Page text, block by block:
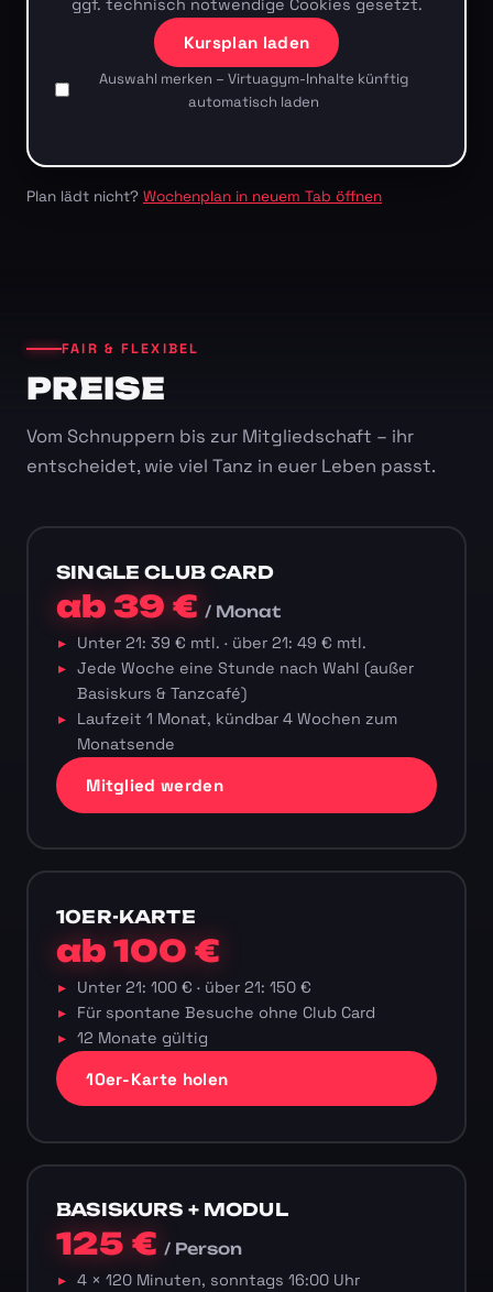
ggf. technisch notwendige Cookies gesetzt.
Kursplan laden
Auswahl merken – Virtuagym-Inhalte künftig
automatisch laden
Plan lädt nicht? Wochenplan in neuem Tab öffnen
FAIR & FLEXIBEL
PREISE
Vom Schnuppern bis zur Mitgliedschaft – ihr
entscheidet, wie viel Tanz in euer Leben passt.
SINGLE CLUB CARD
ab 39 €/ Monat
Unter 21: 39 € mtl. · über 21: 49 € mtl.
Jede Woche eine Stunde nach Wahl (außer
Basiskurs & Tanzcafé)
Laufzeit 1 Monat, kündbar 4 Wochen zum
Monatsende
Mitglied werden
10ER-KARTE
ab 100 €
Unter 21: 100 € · über 21: 150 €
Für spontane Besuche ohne Club Card
12 Monate gültig
10er-Karte holen
BASISKURS + MODUL
125 €/ Person
4 × 120 Minuten, sonntags 16:00 Uhr